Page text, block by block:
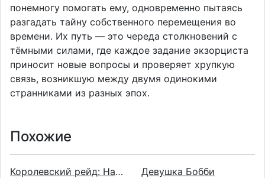
понемногу помогать ему, одновременно пытаясь
разгадать тайну собственного перемещения во
времени. Их путь — это череда столкновений с
тёмными силами, где каждое задание экзорциста
приносит новые вопросы и проверяет хрупкую
связь, возникшую между двумя одинокими
странниками из разных эпох.
Похожие
Королевский рейд: Наследники воли Девушка Бобби